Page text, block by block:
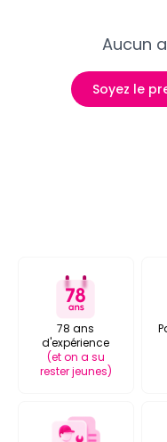
Aucun
Soyez le
78 ans
d'expérience
(et on a su
rester jeunes)